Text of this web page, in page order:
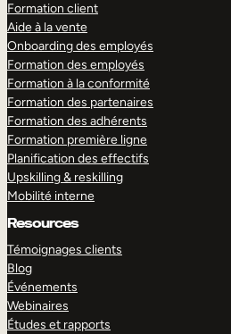
Formation client
Aide à la vente
Onboarding des employés
Formation des employés
Formation à la conformité
Formation des partenaires
Formation des adhérents
Formation première ligne
Planification des effectifs
Upskilling & reskilling
Mobilité interne
Resources
Témoignages clients
Blog
Événements
Webinaires
Études et rapports